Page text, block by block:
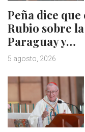
Peña dice
Rubio sobre
Paraguay y…
5 agosto, 2026